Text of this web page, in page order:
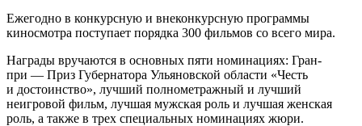
Ежегодно в конкурсную и внеконкурсную программы
киносмотра поступает порядка 300 фильмов со всего мира.
Награды вручаются в основных пяти номинациях: Гран-
при — Приз Губернатора Ульяновской области «Честь
и достоинство», лучший полнометражный и лучший
неигровой фильм, лучшая мужская роль и лучшая женская
роль, а также в трех специальных номинациях жюри.